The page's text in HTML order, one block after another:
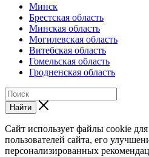
Минск
Брестская область
Минская область
Могилевская область
Витебская область
Гомельская область
Гродненская область
Найти
Сайт использует файлы cookie для
пользователей сайта, его
персонализированных